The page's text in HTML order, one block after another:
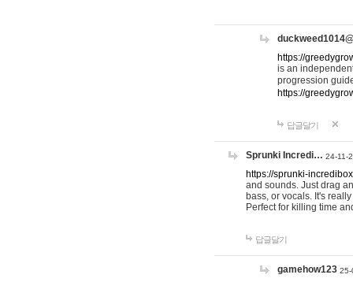
https://
is an
progression
https://
답글달기
Sprunki Incredi… 24-11-
https://sprunki-
and sounds. Just drag
bass, or vocals. It's
Perfect for killing time
답글달기
gamehow123 25-